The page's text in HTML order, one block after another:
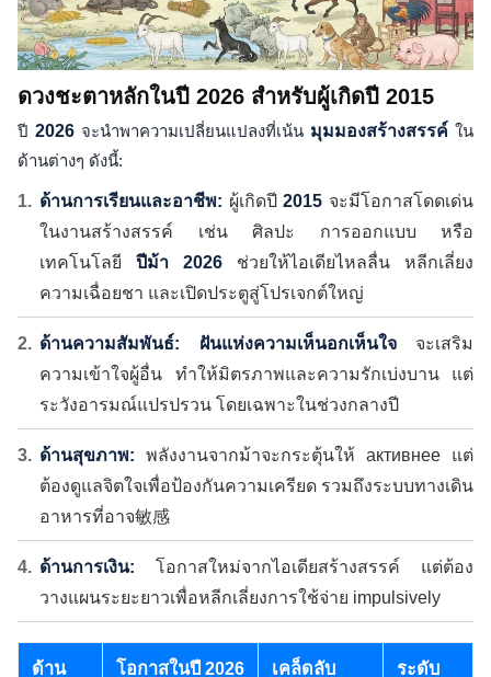
ดวงชะตาหลักในปี 2026 สำหรับผู้เกิดปี 2015
ปี 2026 จะนำพาความเปลี่ยนแปลงที่เน้น มุมมองสร้างสรรค์ ใน
ด้านต่างๆ ดังนี้:
ด้านการเรียนและอาชีพ: ผู้เกิดปี2015 จะมีโอกาสโดดเด่น
ในงานสร้างสรรค์ เช่น ศิลปะ การออกแบบ หรือ
เทคโนโลยี ปีม้า 2026 ช่วยให้ไอเดียไหลลื่น หลีกเลี่ยง
ความเฉื่อยชา และเปิดประตูสู่โปรเจกต์ใหญ่
ด้านความสัมพันธ์: ฝันแห่งความเห็นอกเห็นใจจะเสริม
ความเข้าใจผู้อื่น ทำให้มิตรภาพและความรักเบ่งบาน แต่
ระวังอารมณ์แปรปรวน โดยเฉพาะในช่วงกลางปี
ด้านสุขภาพ: พลังงานจากม้าจะกระตุ้นให้ активнее แต่
ต้องดูแลจิตใจเพื่อป้องกันความเครียด รวมถึงระบบทางเดิน
อาหารที่อาจ敏感
ด้านการเงิน: โอกาสใหม่จากไอเดียสร้างสรรค์ แต่ต้อง
วางแผนระยะยาวเพื่อหลีกเลี่ยงการใช้จ่าย impulsively
ด้าน โอกาสในปี 2026 เคล็ดลับ ระดับ